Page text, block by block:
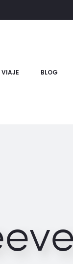
VIAJE BLOG